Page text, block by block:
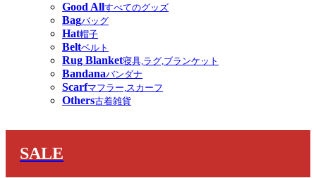
Good Allすべてのグッズ
Bagバッグ
Hat帽子
Beltベルト
Rug Blanket寝具,ラグ,ブランケット
Bandanaバンダナ
Scarfマフラー,スカーフ
Others古着雑貨
SALE